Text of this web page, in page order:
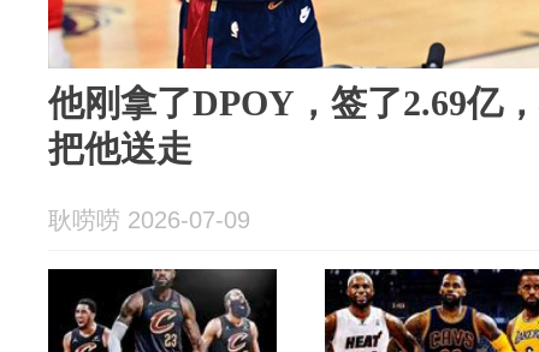
他刚拿了DPOY，签了2.69亿
把他送走
耿唠唠 2026-07-09